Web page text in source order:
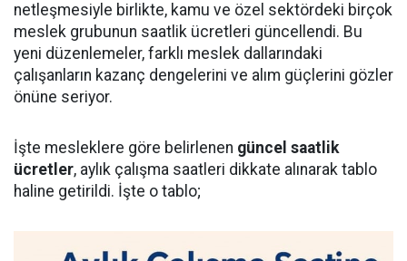
netleşmesiyle birlikte, kamu ve özel sektördeki birçok
meslek grubunun saatlik ücretleri güncellendi. Bu
yeni düzenlemeler, farklı meslek dallarındaki
çalışanların kazanç dengelerini ve alım güçlerini gözler
önüne seriyor.
İşte mesleklere göre belirlenen güncel saatlik
ücretler, aylık çalışma saatleri dikkate alınarak tablo
haline getirildi. İşte o tablo;